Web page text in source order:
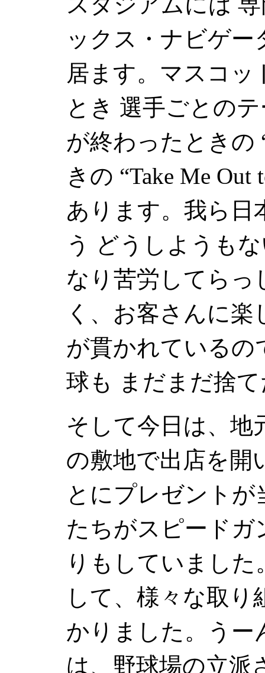
ックス・ナビゲ
居ます。マスコッ
とき 選手ごとの
が終わったときの
きの “Take Me Out
あります。我ら日
う どうしようも
なり苦労してらっ
く、お客さんに
が貫かれているの
球も まだまだ捨
そして今日は、地
の敷地で出店を開
とにプレゼント
たちがスピードガ
りもしていまし
して、様々な取
かりました。うー
は、野球場の立派